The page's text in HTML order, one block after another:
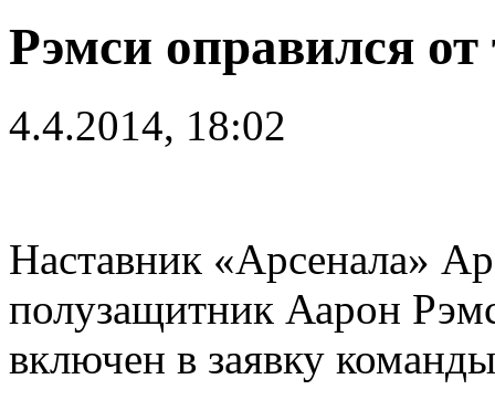
Рэмси оправился
4.4.2014, 18:02
Наставник «Арсенала»
полузащитник Аарон
включен в заявку